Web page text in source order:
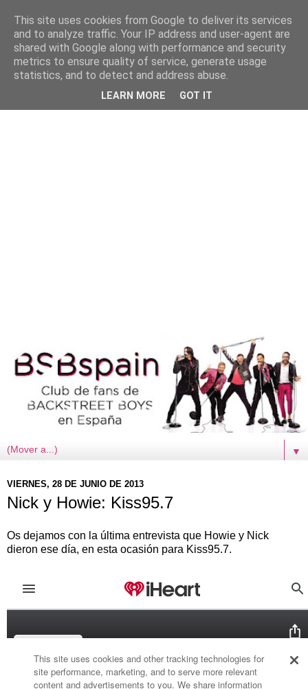
▼
VIERNES, 28 DE JUNIO DE 2013
Nick y Howie: Kiss95.7
Os dejamos con la última entrevista que Howie y Nick
dieron ese día, en esta ocasión para Kiss95.7.
This site uses cookies from Google to deliver its services
and to analyze traffic. Your IP address and user-agent are
shared with Google along with performance and security
metrics to ensure quality of service, generate usage
statistics, and to detect and address abuse.
LEARN MORE GOT IT